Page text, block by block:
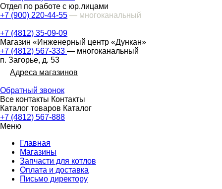
Отдел по работе с юр.лицами
+7 (900) 220-44-55 — многоканальный
+7 (4812) 35-09-09
Магазин «Инженерный центр «Дункан»
+7 (4812) 567-333 — многоканальный
п. Загорье, д. 53
Адреса магазинов
Обратный звонок
Все контакты Контакты
Каталог товаров Каталог
+7 (4812) 567-888
Меню
Главная
Магазины
Запчасти для котлов
Оплата и доставка
Письмо директору